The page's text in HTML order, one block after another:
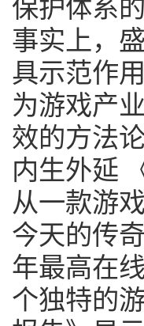
事实上，
具示范作
为游戏产
效的方法论
内生外延
从一款游
今天的传
年最高在
个独特的